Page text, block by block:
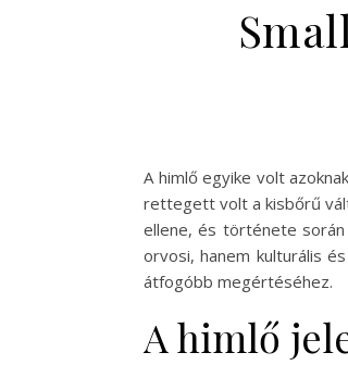
A himlő egyike volt
rettegett volt a kisbőrű
ellene, és története során
orvosi, hanem kulturális
átfogóbb megértéséhez.
A himlő